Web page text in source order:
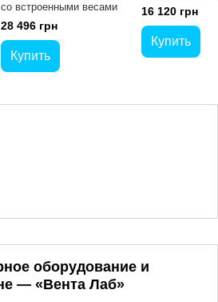
со встроенными весами
28 496 грн
Купить
16 120 грн
Купить
оборудование и
— «Вента Лаб»